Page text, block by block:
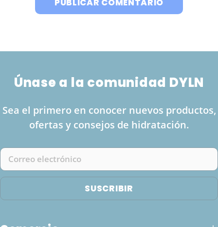
Únase a la comunidad DYLN
Sea el primero en conocer nuevos productos,
ofertas y consejos de hidratación.
Correo
electrónico
SUSCRIBIR